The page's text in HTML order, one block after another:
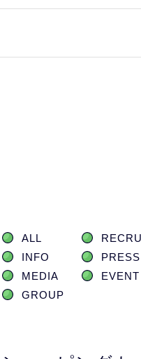
ALL
INFO
PRESS
MEDIA
EVENT
GROUP